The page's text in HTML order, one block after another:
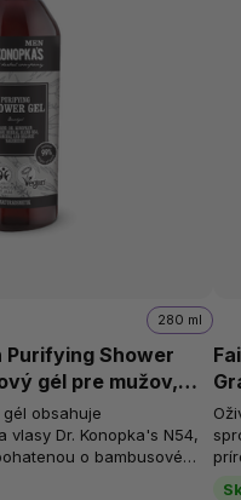
Purifying Shower
gél pre mužov,
280 ml
obsahuje
vlasy Dr. Konopka's N54,
o bambusové